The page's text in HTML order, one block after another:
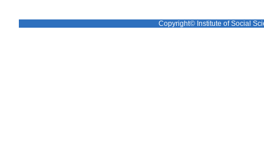
Copyright© Institute of Social